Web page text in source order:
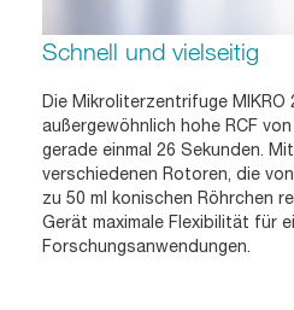
Schnell und vielseitig
Die Mikroliterzentrifuge MIKRO
außergewöhnlich hohe RCF von
gerade einmal 26 Sekunden.
verschiedenen Rotoren, die
zu 50 ml konischen Röhrchen
Gerät maximale Flexibilität für
Forschungsanwendungen.